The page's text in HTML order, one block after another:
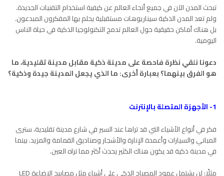
تبحث المدن الآن في جميع أنحاء العالم عن كيفية استخدام التقنيات الجديدة.
ولم تعد المدن الذكية سيناريوهات مستقبلية يحلم بها المفكرون المبدعون.
بل هناك أماكن حقيقية حول العالم تدمج التكنولوجيا الذكية في حياة الناس
اليومية.
دعونا نلقي نظرة فاحصة على مدينة ذكية مقابل مدينة تقليدية، ما
هو الفرق بينهما؟ بعبارة أخرى: ما الذي يجعل المدينة جيدة وذكية؟
1- الأجهزة المتصلة بالإنترنت
فكر في أنواع الأشياء التي قد تراها عند السير في شارع ​مدينة تقليدية، سترى
المباني والسيارات وأعمدة الإنارة والأشجار وصناديق القمامة والمزيد. بينما
في مدينة ذكية قد يكون هناك الكثير يحدث أكثر مما تراه العين.
مثلًا: لن يشتمل عمود المصباح الذكي على أشياء مثل مصابيح الإضاءة LED